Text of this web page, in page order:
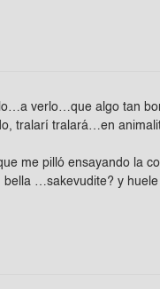
verlo…que algo tan
tralarí tralará…en
me pilló ensayando la
…sakevudite? y